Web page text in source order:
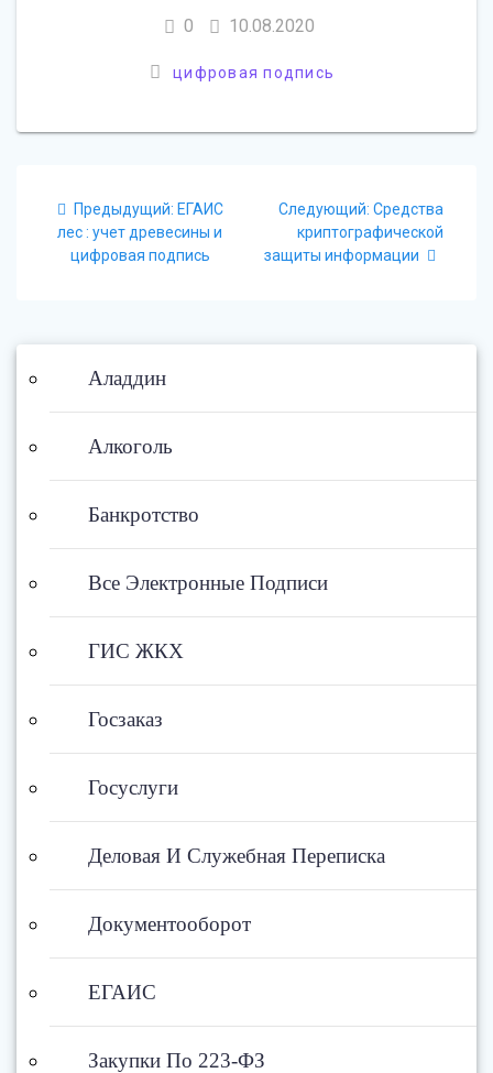
0 10.08.2020
цифровая подпись
Навигация
по
Предыдущий: Предыдущая
запись:
ЕГАИС
лес : учет древесины и
цифровая подпись
Следующий: Следующая
запись:
Средства
криптографической
защиты информации
Аладдин
Алкоголь
Банкротство
Все Электронные Подписи
ГИС ЖКХ
Госзаказ
Госуслуги
Деловая И Служебная Переписка
Документооборот
ЕГАИС
Закупки По 223-ФЗ